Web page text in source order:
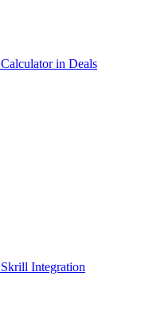
Calculator in Deals
Skrill Integration